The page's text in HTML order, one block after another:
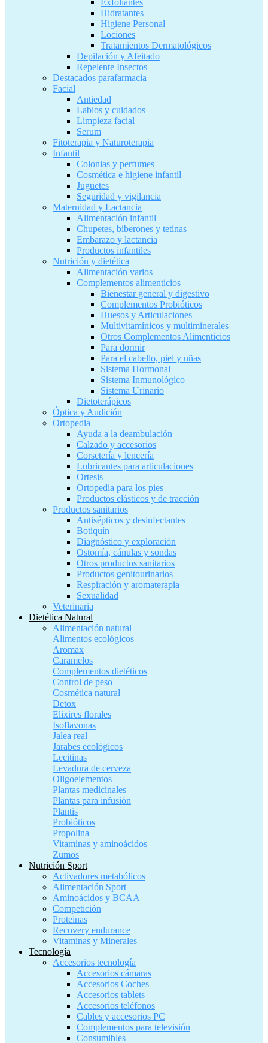
Exfoliantes
Hidratantes
Higiene Personal
Lociones
Tratamientos Dermatológicos
Depilación y Afeitado
Repelente Insectos
Destacados parafarmacia
Facial
Antiedad
Labios y cuidados
Limpieza facial
Serum
Fitoterapia y Naturoterapia
Infantil
Colonias y perfumes
Cosmética e higiene infantil
Juguetes
Seguridad y vigilancia
Maternidad y Lactancia
Alimentación infantil
Chupetes, biberones y tetinas
Embarazo y lactancia
Productos infantiles
Nutrición y dietética
Alimentación varios
Complementos alimenticios
Bienestar general y digestivo
Complementos Probióticos
Huesos y Articulaciones
Multivitamínicos y multiminerales
Otros Complementos Alimenticios
Para dormir
Para el cabello, piel y uñas
Sistema Hormonal
Sistema Inmunológico
Sistema Urinario
Dietoterápicos
Óptica y Audición
Ortopedia
Ayuda a la deambulación
Calzado y accesorios
Corsetería y lencería
Lubricantes para articulaciones
Ortesis
Ortopedia para los pies
Productos elásticos y de tracción
Productos sanitarios
Antisépticos y desinfectantes
Botiquín
Diagnóstico y exploración
Ostomía, cánulas y sondas
Otros productos sanitarios
Productos genitourinarios
Respiración y aromaterapia
Sexualidad
Veterinaria
Dietética Natural
Alimentación natural
Alimentos ecológicos
Aromax
Caramelos
Complementos dietéticos
Control de peso
Cosmética natural
Detox
Elixires florales
Isoflavonas
Jalea real
Jarabes ecológicos
Lecitinas
Levadura de cerveza
Oligoelementos
Plantas medicinales
Plantas para infusión
Plantis
Probióticos
Propolina
Vitaminas y aminoácidos
Zumos
Nutrición Sport
Activadores metabólicos
Alimentación Sport
Aminoácidos y BCAA
Competición
Proteinas
Recovery endurance
Vitaminas y Minerales
Tecnología
Accesorios tecnología
Accesorios cámaras
Accesorios Coches
Accesorios tablets
Accesorios teléfonos
Cables y accesorios PC
Complementos para televisión
Consumibles